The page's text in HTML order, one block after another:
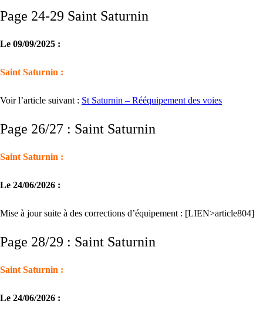
Page 24-29 Saint Saturnin
Le 09/09/2025 :
Saint Saturnin :
Voir l’article suivant : St Saturnin – Rééquipement des voies
Page 26/27 : Saint Saturnin
Saint Saturnin :
Le 24/06/2026 :
Mise à jour suite à des corrections d’équipement : [LIEN>article804]
Page 28/29 : Saint Saturnin
Saint Saturnin :
Le 24/06/2026 :